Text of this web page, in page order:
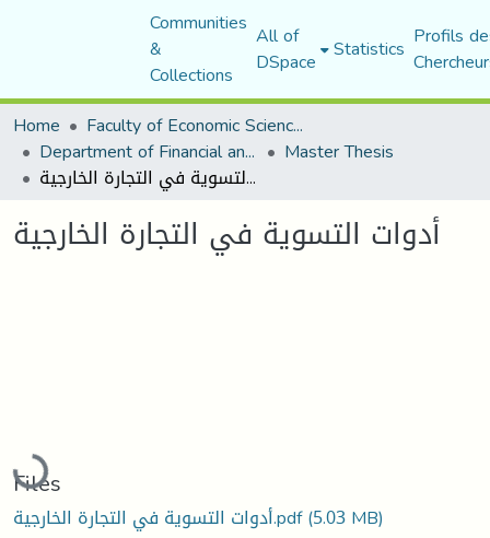
Communities
&
Collections
All of
DSpace Statistics Profils
Home
Faculty of Economic Sciences, Commerce and Management Sciences
Department of Financial and Accounting Sciences Master Thesis
أدوات التسوية في التجارة الخارجية
أدوات التسوية في التجارة الخارجية
Loading...
Files
أدوات التسوية في التجارة الخارجية.pdf(5.03 MB)